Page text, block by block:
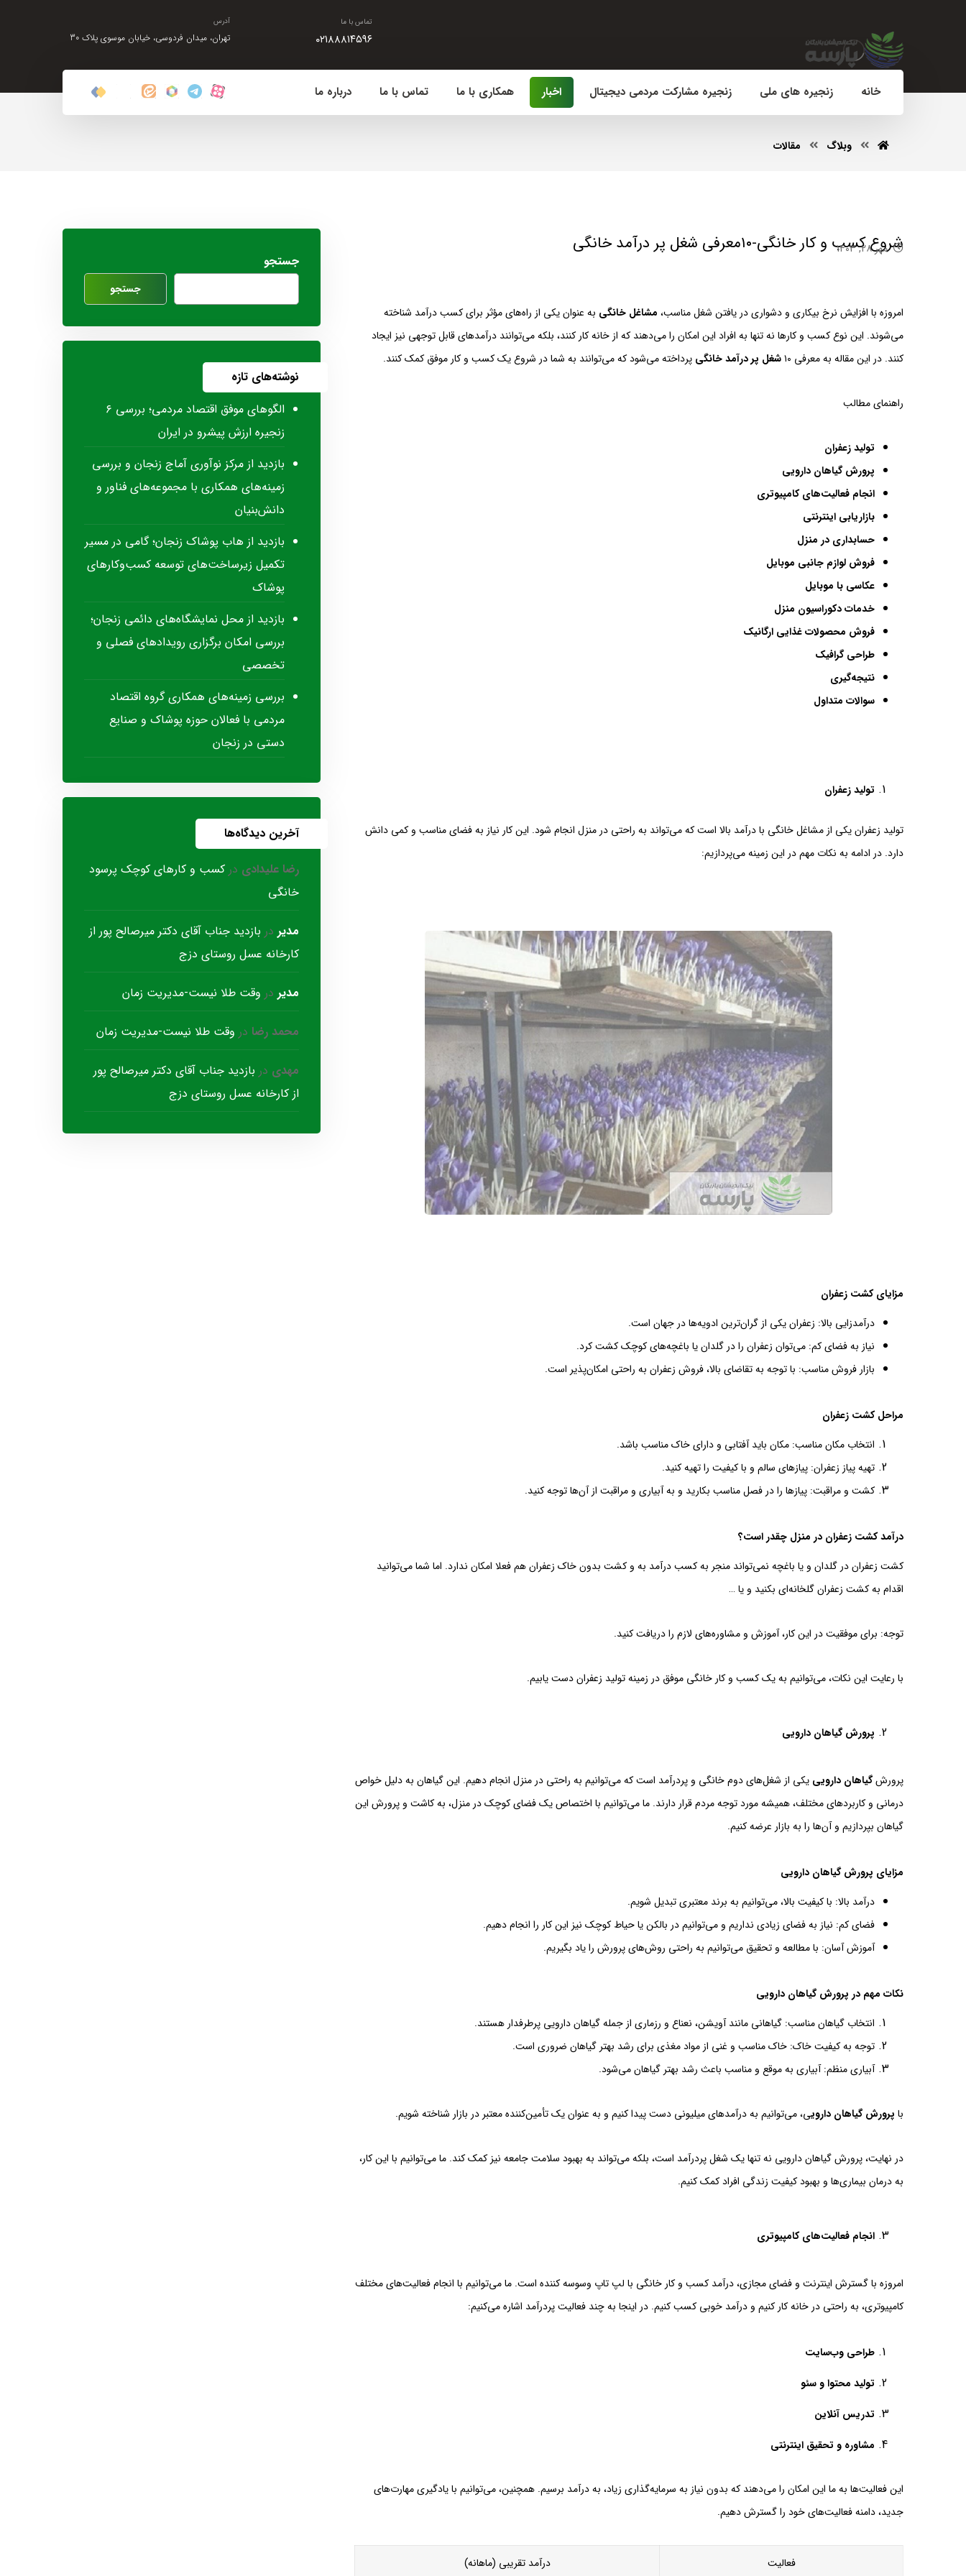
آدرس
تهران، میدان فردوسی، خیابان موسوی پلاک 30
تماس با ما
۰۲۱۸۸۸۱۴۵۹۶
خانه زنجیره های ملی زنجیره مشارکت مردمی دیجیتال اخبار همکاری با ما تماس با ما درباره ما
وبلاگ مقالات
شروع کسب و کار خانگی-۱۰معرفی شغل پر درآمد خانگی
مهر ۲۸, ۱۴۰۳
امروزه با افزایش نرخ بیکاری و دشواری در یافتن شغل مناسب، مشاغل خانگی به عنوان یکی از راه‌های مؤثر برای کسب درآمد شناخته
می‌شوند. این نوع کسب و کارها نه تنها به افراد این امکان را می‌دهند که از خانه کار کنند، بلکه می‌توانند درآمدهای قابل توجهی نیز ایجاد
کنند. در این مقاله به معرفی ۱۰
شغل پر درآمد خانگی پرداخته می‌شود که می‌توانند به شما در شروع یک کسب و کار موفق کمک کنند.
راهنمای مطالب
تولید زعفران
پرورش گیاهان دارویی
انجام فعالیت‌های کامپیوتری
بازاریابی اینترنتی
حسابداری در منزل
فروش لوازم جانبی موبایل
عکاسی با موبایل
خدمات دکوراسیون منزل
فروش محصولات غذایی ارگانیک
طراحی گرافیک
نتیجه‌گیری
سوالات متداول
تولید زعفران
تولید زعفران یکی از مشاغل خانگی با درآمد بالا است که می‌تواند به راحتی در منزل انجام شود. این کار نیاز به فضای مناسب و کمی دانش
دارد. در ادامه به نکات مهم در این زمینه می‌پردازیم:
مزایای کشت زعفران
درآمدزایی بالا: زعفران یکی از گران‌ترین ادویه‌ها در جهان است.
نیاز به فضای کم: می‌توان زعفران را در گلدان یا باغچه‌های کوچک کشت کرد.
بازار فروش مناسب: با توجه به تقاضای بالا، فروش زعفران به راحتی امکان‌پذیر است.
مراحل کشت زعفران
انتخاب مکان مناسب: مکان باید آفتابی و دارای خاک مناسب باشد.
تهیه پیاز زعفران: پیازهای سالم و با کیفیت را تهیه کنید.
کشت و مراقبت: پیازها را در فصل مناسب بکارید و به آبیاری و مراقبت از آن‌ها توجه کنید.
درآمد کشت زعفران در منزل چقدر است؟
کشت زعفران در گلدان و یا باغچه نمی‌تواند منجر به کسب درآمد به و کشت بدون خاک زعفران هم فعلا امکان ندارد. اما شما می‌توانید
اقدام به کشت زعفران گلخانه‌ای بکنید و یا …
توجه: برای موفقیت در این کار، آموزش و مشاوره‌های لازم را دریافت کنید.
با رعایت این نکات، می‌توانیم به یک کسب و کار خانگی موفق در زمینه تولید زعفران دست یابیم.
پرورش گیاهان دارویی
پرورشگیاهان دارویی یکی از شغل‌های دوم خانگی و پردرآمد است که می‌توانیم به راحتی در منزل انجام دهیم. این گیاهان به دلیل خواص
درمانی و کاربردهای مختلف، همیشه مورد توجه مردم قرار دارند. ما می‌توانیم با اختصاص یک فضای کوچک در منزل، به کاشت و پرورش این
گیاهان بپردازیم و آن‌ها را به بازار عرضه کنیم.
مزایای پرورش گیاهان دارویی
درآمد بالا: با کیفیت بالا، می‌توانیم به برند معتبری تبدیل شویم.
فضای کم: نیاز به فضای زیادی نداریم و می‌توانیم در بالکن یا حیاط کوچک نیز این کار را انجام دهیم.
آموزش آسان: با مطالعه و تحقیق می‌توانیم به راحتی روش‌های پرورش را یاد بگیریم.
نکات مهم در پرورش گیاهان دارویی
انتخاب گیاهان مناسب: گیاهانی مانند آویشن، نعناع و رزماری از جمله گیاهان دارویی پرطرفدار هستند.
توجه به کیفیت خاک: خاک مناسب و غنی از مواد مغذی برای رشد بهتر گیاهان ضروری است.
آبیاری منظم: آبیاری به موقع و مناسب باعث رشد بهتر گیاهان می‌شود.
با پرورش گیاهان دارویی، می‌توانیم به درآمدهای میلیونی دست پیدا کنیم و به عنوان یک تأمین‌کننده معتبر در بازار شناخته شویم.
در نهایت، پرورش گیاهان دارویی نه تنها یک شغل پردرآمد است، بلکه می‌تواند به بهبود سلامت جامعه نیز کمک کند. ما می‌توانیم با این کار،
به درمان بیماری‌ها و بهبود کیفیت زندگی افراد کمک کنیم.
انجام فعالیت‌های کامپیوتری
امروزه با گسترش اینترنت و فضای مجازی، درآمد کسب و کار خانگی با لپ تاپ وسوسه کننده است. ما می‌توانیم با انجام فعالیت‌های مختلف
کامپیوتری، به راحتی در خانه کار کنیم و درآمد خوبی کسب کنیم. در اینجا به چند فعالیت پردرآمد اشاره می‌کنیم:
طراحی وب‌سایت
تولید محتوا و سئو
تدریس آنلاین
مشاوره و تحقیق اینترنتی
این فعالیت‌ها به ما این امکان را می‌دهند که بدون نیاز به سرمایه‌گذاری زیاد، به درآمد برسیم. همچنین، می‌توانیم با یادگیری مهارت‌های
جدید، دامنه فعالیت‌های خود را گسترش دهیم.
فعالیت درآمد تقریبی (ماهانه)
جستجو
جستجو
نوشته‌های تازه
الگوهای موفق اقتصاد مردمی؛ بررسی ۶
زنجیره ارزش پیشرو در ایران
بازدید از مرکز نوآوری آماج زنجان و بررسی
زمینه‌های همکاری با مجموعه‌های فناور و
دانش‌بنیان
بازدید از هاب پوشاک زنجان؛ گامی در مسیر
تکمیل زیرساخت‌های توسعه کسب‌وکارهای
پوشاک
بازدید از محل نمایشگاه‌های دائمی زنجان؛
بررسی امکان برگزاری رویدادهای فصلی و
تخصصی
بررسی زمینه‌های همکاری گروه اقتصاد
مردمی با فعالان حوزه پوشاک و صنایع
دستی در زنجان
آخرین دیدگاه‌ها
رضا علیدادی درکسب و کارهای کوچک پرسود
خانگی
مدیر در بازدید جناب آقای دکتر میرصالح پور از
کارخانه عسل روستای دزج
مدیر در وقت طلا نیست-مدیریت زمان
محمد رضا در وقت طلا نیست-مدیریت زمان
مهدی در بازدید جناب آقای دکتر میرصالح پور
از کارخانه عسل روستای دزج